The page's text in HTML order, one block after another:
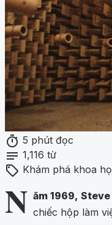
timer 5 phút đọc
notes 1,116 từ
sell Khám phá khoa
N ăm 1969,
chiếc hộp làm